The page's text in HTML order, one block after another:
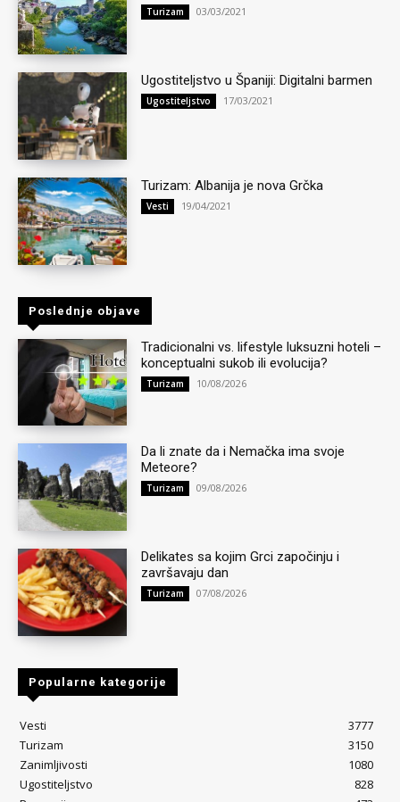
Turizam 03/03/2021
Ugostiteljstvo u Španiji: Digitalni barmen
Ugostiteljstvo 17/03/2021
Turizam: Albanija je nova Grčka
Vesti 19/04/2021
Poslednje objave
Tradicionalni vs. lifestyle luksuzni hoteli –
konceptualni sukob ili evolucija?
Turizam 10/08/2026
Da li znate da i Nemačka ima svoje
Meteore?
Turizam 09/08/2026
Delikates sa kojim Grci započinju i
završavaju dan
Turizam 07/08/2026
Popularne kategorije
Vesti
3777
Turizam
3150
Zanimljivosti
1080
Ugostiteljstvo
828